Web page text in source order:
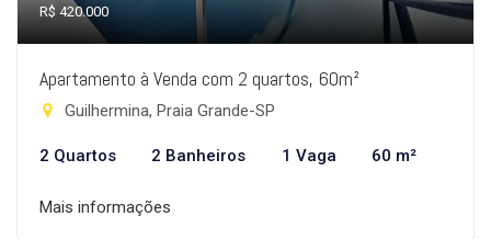
R$ 420.000
Apartamento à Venda com 2 quartos, 60m²
Guilhermina, Praia Grande-SP
2 Quartos 2 Banheiros 1 Vaga 60 m²
Mais informações